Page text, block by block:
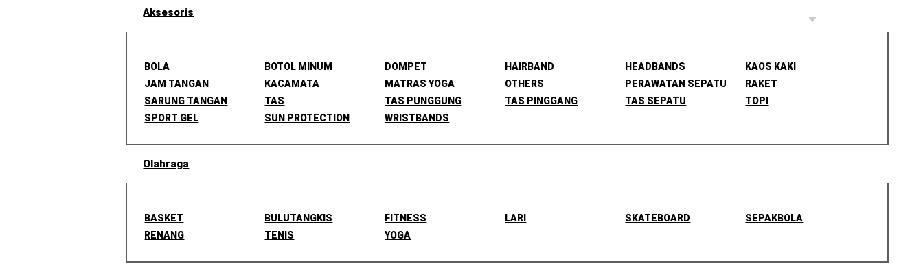
Aksesoris
BOLA BOTOL MINUM DOMPET HAIRBAND HEADBANDS
KAOS KAKI
JAM TANGAN
KACAMATA MATRAS YOGA OTHERS PERAWATAN SEPATU
RAKET
SARUNG TANGAN
TAS TAS PUNGGUNG TAS PINGGANG TAS SEPATU
TOPI
SPORT GEL
SUN PROTECTION WRISTBANDS
Olahraga
BASKET BULUTANGKIS FITNESS LARI SKATEBOARD
SEPAKBOLA
RENANG
TENIS YOGA